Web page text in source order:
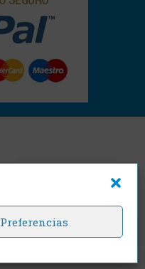
Preferencias
cajasyprecintos